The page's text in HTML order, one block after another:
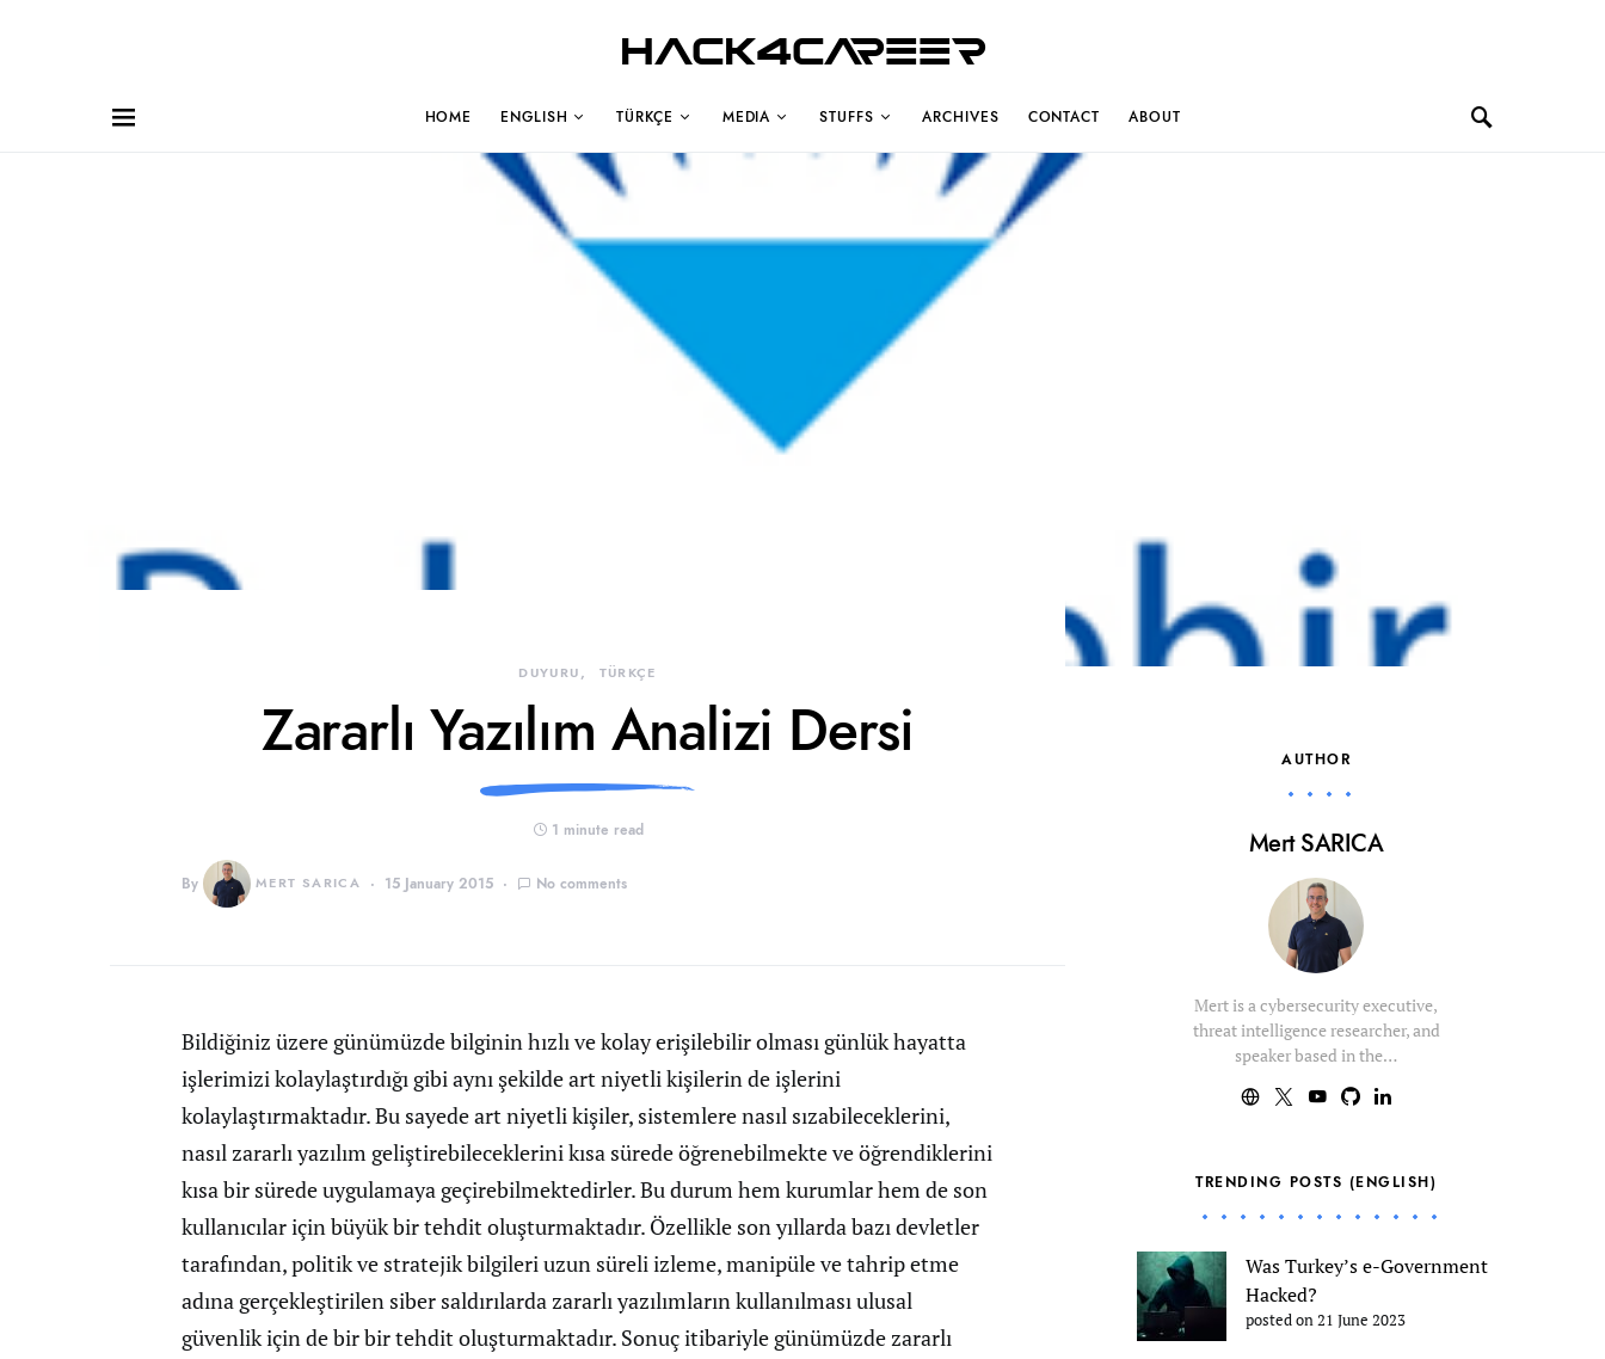
Hack4Career
HOME ENGLISH TÜRKÇE MEDIA STUFFS ARCHIVES CONTACT ABOUT
DUYURU TÜRKÇE
Zararlı Yazılım Analizi Dersi
1 minute read
By MERT SARICA 15 January 2015 No comments
Bildiğiniz üzere günümüzde bilginin hızlı ve kolay erişilebilir olması günlük hayatta
işlerimizi kolaylaştırdığı gibi aynı şekilde art niyetli kişilerin de işlerini
kolaylaştırmaktadır. Bu sayede art niyetli kişiler, sistemlere nasıl sızabileceklerini,
nasıl zararlı yazılım geliştirebileceklerini kısa sürede öğrenebilmekte ve öğrendiklerini
kısa bir sürede uygulamaya geçirebilmektedirler. Bu durum hem kurumlar hem de son
kullanıcılar için büyük bir tehdit oluşturmaktadır. Özellikle son yıllarda bazı devletler
tarafından, politik ve stratejik bilgileri uzun süreli izleme, manipüle ve tahrip etme
adına gerçekleştirilen siber saldırılarda zararlı yazılımların kullanılması ulusal
güvenlik için de bir bir tehdit oluşturmaktadır. Sonuç itibariyle günümüzde zararlı
AUTHOR
Mert SARICA
Mert is a cybersecurity executive,
threat intelligence researcher, and
speaker based in the…
TRENDING POSTS (ENGLISH)
Was Turkey’s e-Government
Hacked?
posted on 21 June 2023